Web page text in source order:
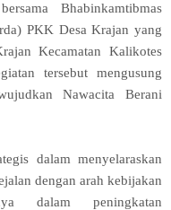
Bhabinkamtibmas
PKK Desa Krajan yang
Kecamatan Kalikotes
tersebut mengusung
Nawacita Berani
dalam menyelaraskan
dengan arah kebijakan
dalam peningkatan